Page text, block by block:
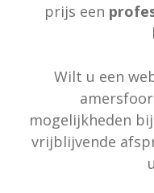
prijs een
Wilt u een
mogelijkheden bij
vrijblijvende